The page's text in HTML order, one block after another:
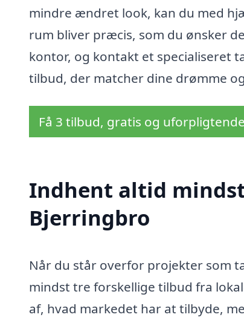
mindre ændret look, kan du med
rum bliver præcis, som du ønsker
kontor, og kontakt et specialiseret
tilbud, der matcher dine drømme
Få 3 tilbud, gratis og uforpligtende
Indhent altid
Bjerringbro
Når du står overfor projekter som
mindst tre forskellige tilbud fra
af, hvad markedet har at tilbyde,